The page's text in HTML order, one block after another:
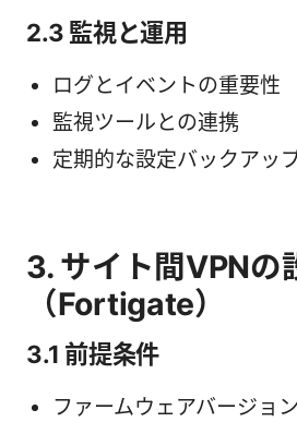
2.3 監視と運用
ログとイベントの重要性
監視ツールとの連携
定期的な設定バックアッ
3. サイト間VPNの
（Fortigate）
3.1 前提条件
ファームウェアバージョ